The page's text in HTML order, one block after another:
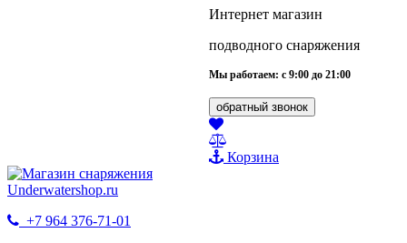
Интернет магазин
подводного снаряжения
Мы работаем: с 9:00 до 21:00
обратный звонок
Корзина
+7 964 376-71-01